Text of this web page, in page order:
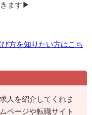
ます▶︎
方を知りたい方はこち
人を紹介してくれま
ページや転職サイト